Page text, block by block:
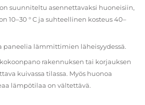
suunniteltu asennettavaksi huoneisiin,
10–30 ° C ja suhteellinen kosteus 40–
paneelia lämmittimien läheisyydessä.
rakennuksen tai korjauksen
kuivassa tilassa. Myös huonoa
lämpötilaa on vältettävä.